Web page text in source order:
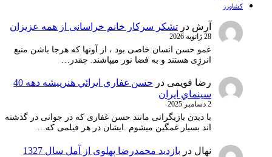
کشاورز
آرش در تشکر سرکار خانم خراسانی از همه عزیزان
28 ژانویه 2026
عمو حسن انسان خاصی بود ، از آونها که هرجا باشن منبع
انرژِی هستند و به فضا نور میپاشند. چقدر…
رضا قویمی در
حسن غفاري ايرائي هنرپيشه دهه 40
سينماي ايران
2 دسامبر 2025
با دیدن بازیگرانی مانند حسن غفاری که در جوانی در گذشته
اند بسیار غمگین میشوم .ایشان در هر فیلمی که…
نهال در
بازدید محمدرضا پهلوی از آمل سال 1327